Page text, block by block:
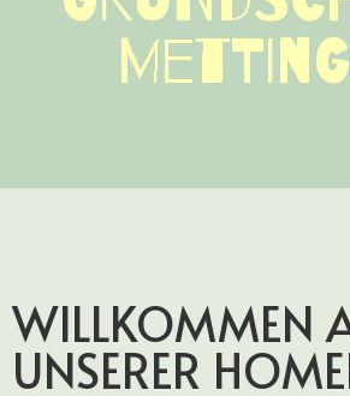
WILLKOMMEN
UNSERER